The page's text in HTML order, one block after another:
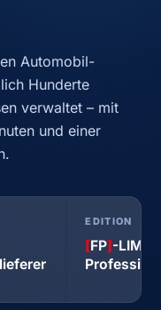
Automobil-
Hunderte
verwaltet – mit
und einer
EDITION
[FP] -LIMS